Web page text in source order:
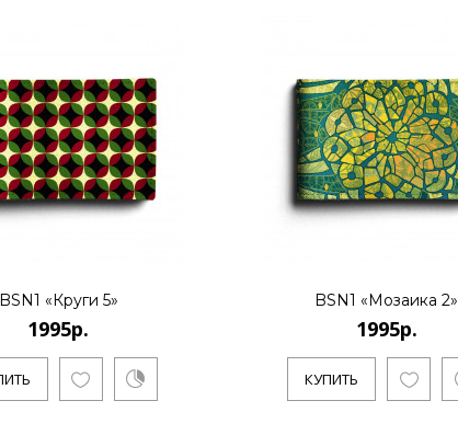
1995р.
КУПИТЬ
BSN1 «Круги 5»
1995р.
BSN1 «Мозаика 2»
1995р.
КУПИТЬ